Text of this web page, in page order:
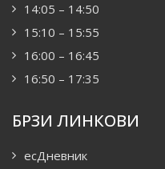
14:05 – 14:50
15:10 – 15:55
16:00 – 16:45
16:50 – 17:35
БРЗИ ЛИНКОВИ
есДневник